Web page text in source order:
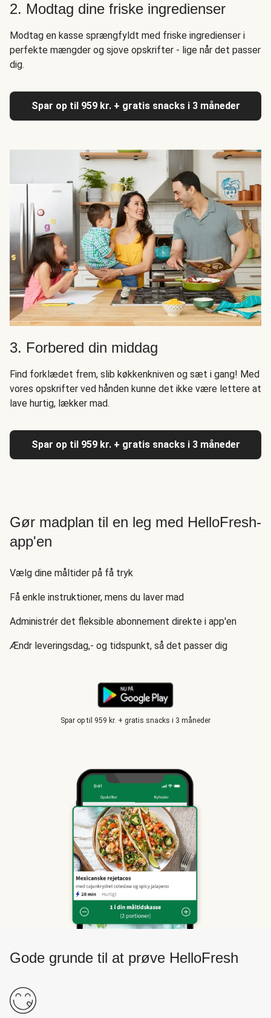
2. Modtag dine friske ingredienser
Modtag en kasse sprængfyldt med friske ingredienser i
perfekte mængder og sjove opskrifter - lige når det passer
dig.
Spar op til 959 kr. + gratis snacks i 3 måneder
3. Forbered din middag
Find forklædet frem, slib køkkenkniven og sæt i gang! Med
vores opskrifter ved hånden kunne det ikke være lettere at
lave hurtig, lækker mad.
Spar op til 959 kr. + gratis snacks i 3 måneder
Gør madplan til en leg med HelloFresh-
app'en
Vælg dine måltider på få tryk
Få enkle instruktioner, mens du laver mad
Administrér det fleksible abonnement direkte i app'en
Ændr leveringsdag,- og tidspunkt, så det passer dig
Spar op til 959 kr. + gratis snacks i 3 måneder
Gode grunde til at prøve HelloFresh